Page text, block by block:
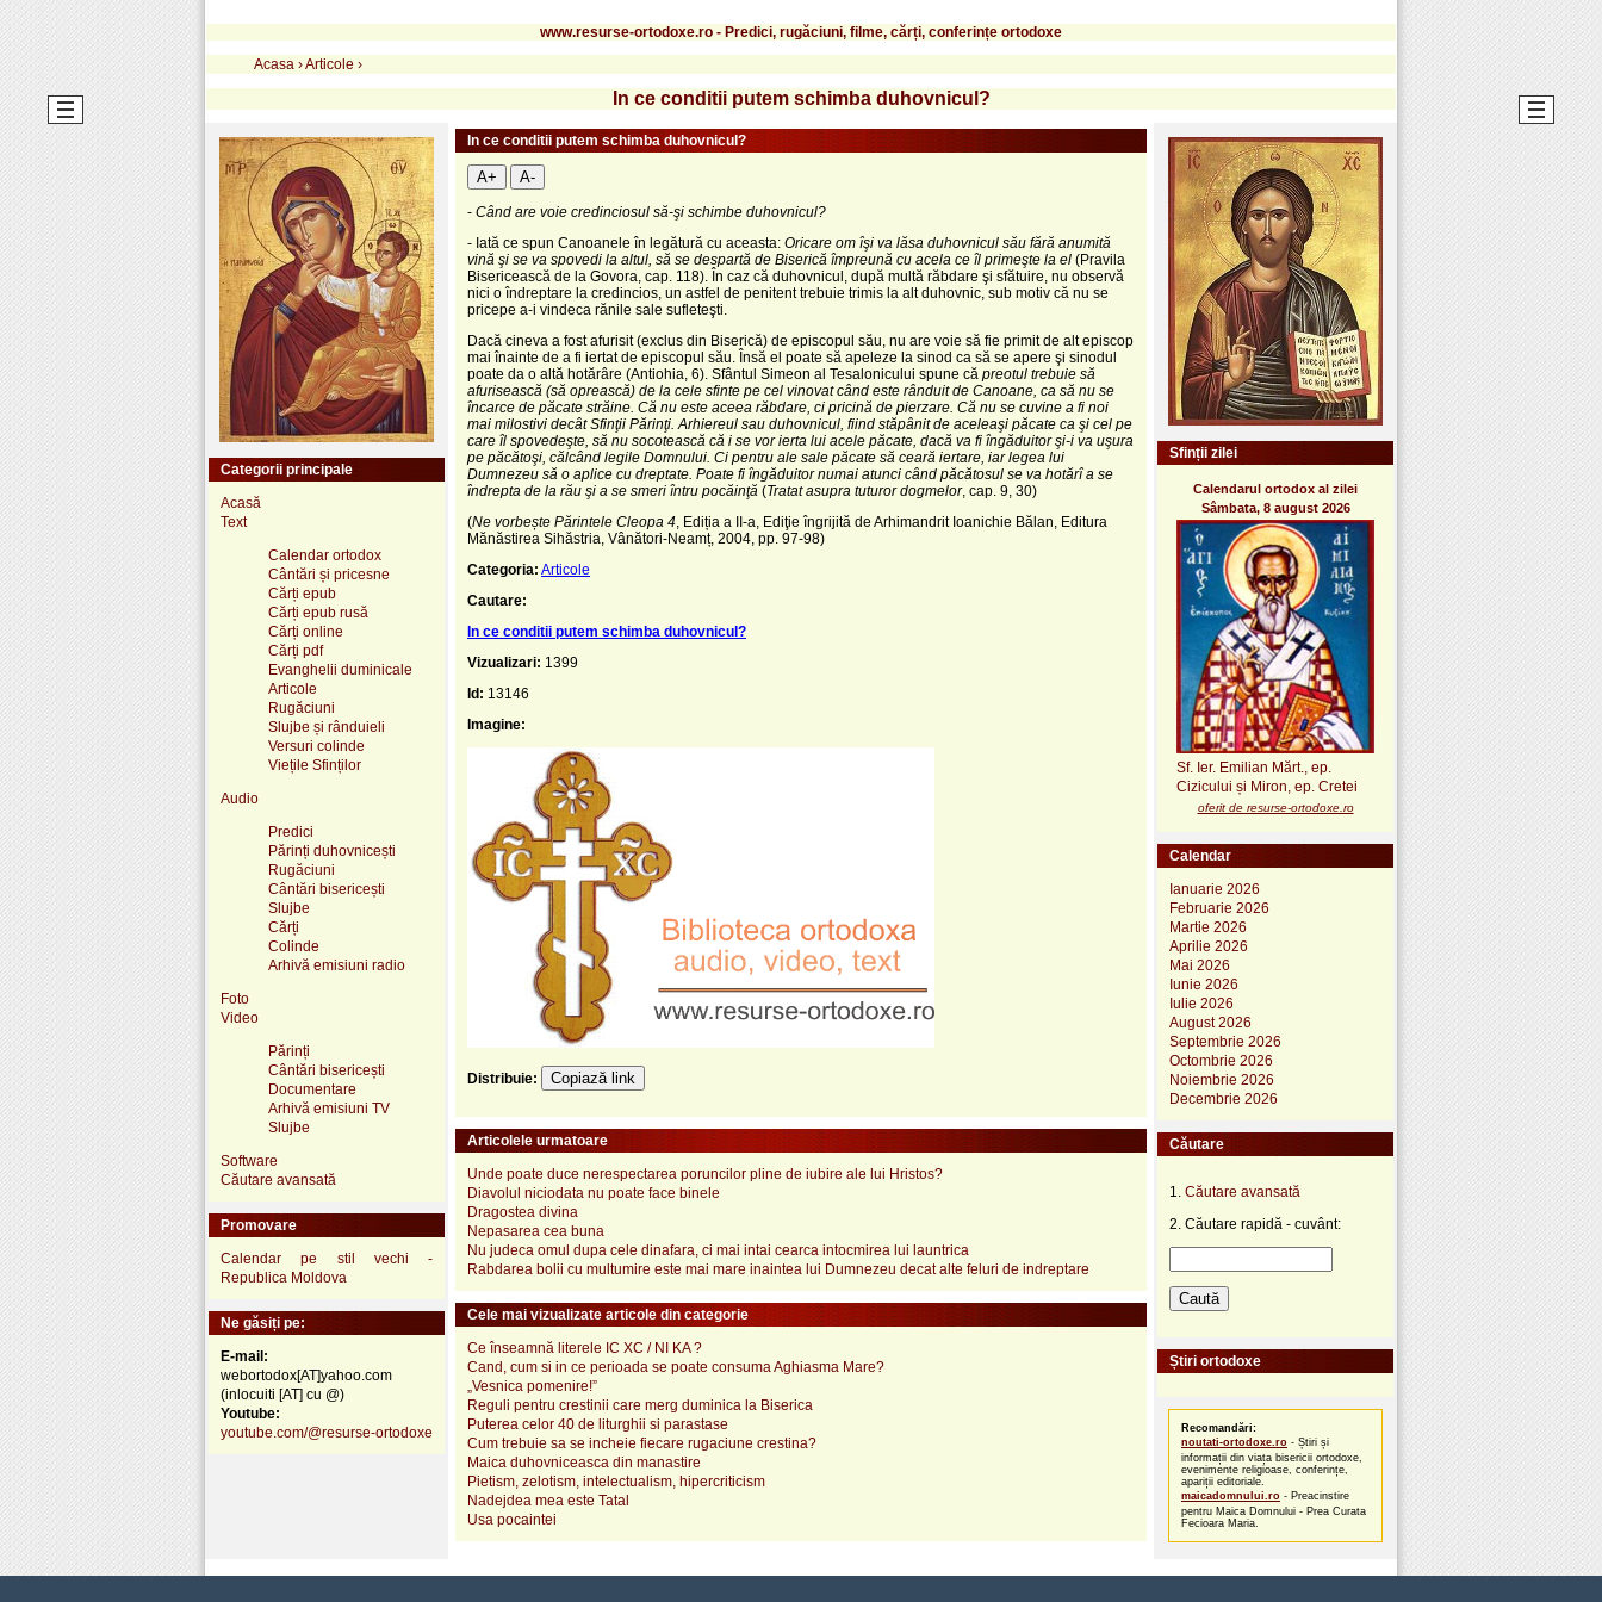
www.resurse-ortodoxe.ro - Predici, rugăciuni, filme, cărți, conferințe ortodoxe
Acasa ›Articole ›
In ce conditii putem schimba duhovnicul?
In ce conditii putem schimba duhovnicul?
A+ A-
- Când are voie credinciosul să-şi schimbe duhovnicul?
- Iată ce spun Canoanele în legătură cu aceasta: Oricare om îşi va lăsa duhovnicul său fără anumită
vină şi se va spovedi la altul, să se despartă de Biserică împreună cu acela ce îl primeşte la el (Pravila
Bisericească de la Govora, cap. 118). În caz că duhovnicul, după multă răbdare şi sfătuire, nu observă
nici o îndreptare la credincios, un astfel de penitent trebuie trimis la alt duhovnic, sub motiv că nu se
pricepe a-i vindeca rănile sale sufleteşti.
Dacă cineva a fost afurisit (exclus din Biserică) de episcopul său, nu are voie să fie primit de alt episcop
mai înainte de a fi iertat de episcopul său. Însă el poate să apeleze la sinod ca să se apere şi sinodul
poate da o altă hotărâre (Antiohia, 6). Sfântul Simeon al Tesalonicului spune că preotul trebuie să
afurisească (să oprească) de la cele sfinte pe cel vinovat când este rânduit de Canoane, ca să nu se
încarce de păcate străine. Că nu este aceea răbdare, ci pricină de pierzare. Că nu se cuvine a fi noi
mai milostivi decât Sfinţii Părinţi. Arhiereul sau duhovnicul, fiind stăpânit de aceleaşi păcate ca şi cel pe
care îl spovedeşte, să nu socotească că i se vor ierta lui acele păcate, dacă va fi îngăduitor şi-i va uşura
pe păcătoşi, călcând legile Domnului. Ci pentru ale sale păcate să ceară iertare, iar legea lui
Dumnezeu să o aplice cu dreptate. Poate fi îngăduitor numai atunci când păcătosul se va hotărî a se
îndrepta de la rău şi a se smeri întru pocăinţă (Tratat asupra tuturor dogmelor, cap. 9, 30)
(Ne vorbește Părintele Cleopa 4 , Ediția a II-a, Ediţie îngrijită de Arhimandrit Ioanichie Bălan, Editura
Mănăstirea Sihăstria, Vânători-Neamț, 2004, pp. 97-98)
Categoria: Articole
Cautare:
In ce conditii putem schimba duhovnicul?
Vizualizari: 1399
Id: 13146
Imagine:
Distribuie: Copiază link
Articolele urmatoare
Unde poate duce nerespectarea poruncilor pline de iubire ale lui Hristos?
Diavolul niciodata nu poate face binele
Dragostea divina
Nepasarea cea buna
Nu judeca omul dupa cele dinafara, ci mai intai cearca intocmirea lui launtrica
Rabdarea bolii cu multumire este mai mare inaintea lui Dumnezeu decat alte feluri de indreptare
Cele mai vizualizate articole din categorie
Ce înseamnă literele IC XC / NI KA ?
Cand, cum si in ce perioada se poate consuma Aghiasma Mare?
„Vesnica pomenire!”
Reguli pentru crestinii care merg duminica la Biserica
Puterea celor 40 de liturghii si parastase
Cum trebuie sa se incheie fiecare rugaciune crestina?
Maica duhovniceasca din manastire
Pietism, zelotism, intelectualism, hipercriticism
Nadejdea mea este Tatal
Usa pocaintei
Categorii principale
Acasă
Text
Calendar ortodox
Cântări și pricesne
Cărți epub
Cărți epub rusă
Cărți online
Cărți pdf
Evanghelii duminicale
Articole
Rugăciuni
Slujbe și rânduieli
Versuri colinde
Viețile Sfinților
Audio
Predici
Părinți duhovnicești
Rugăciuni
Cântări bisericești
Slujbe
Cărți
Colinde
Arhivă emisiuni radio
Foto
Video
Părinți
Cântări bisericești
Documentare
Arhivă emisiuni TV
Slujbe
Software
Căutare avansată
Promovare
Calendar pe stil vechi -
Republica Moldova
Ne găsiți pe:
E-mail:
webortodox[AT]yahoo.com
(inlocuiti [AT] cu @)
Youtube:
youtube.com/@resurse-ortodoxe
Sfinții zilei
Calendarul ortodox al zilei
Sâmbata, 8 august 2026
Sf. Ier. Emilian Mărt., ep.
Cizicului și Miron, ep. Cretei
oferit de resurse-ortodoxe.ro
Calendar
Ianuarie 2026
Februarie 2026
Martie 2026
Aprilie 2026
Mai 2026
Iunie 2026
Iulie 2026
August 2026
Septembrie 2026
Octombrie 2026
Noiembrie 2026
Decembrie 2026
Căutare
1. Căutare avansată
2. Căutare rapidă - cuvânt:
Știri ortodoxe
Recomandări:
noutati-ortodoxe.ro - Știri și
informații din viața bisericii ortodoxe,
evenimente religioase, conferințe,
apariții editoriale.
maicadomnului.ro - Preacinstire
pentru Maica Domnului - Prea Curata
Fecioara Maria.